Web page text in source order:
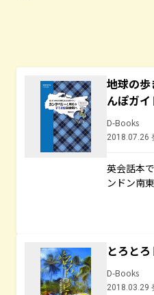
地球の
んぽガ
D-Books
2018.07.26
英会話本
ンドン南
とろと
D-Books
2018.03.29